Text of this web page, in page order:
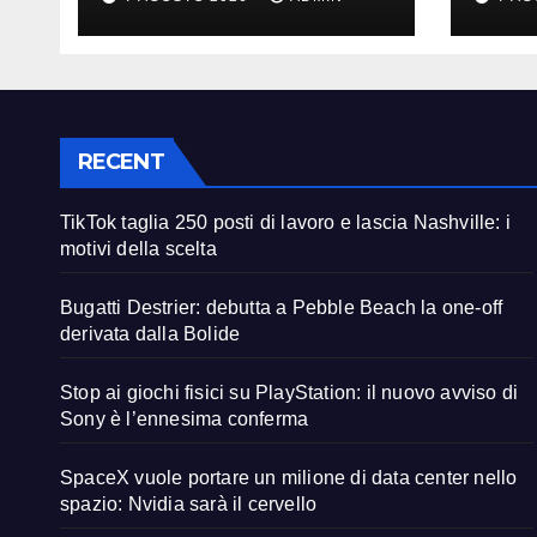
motivi della scelta
RECENT
TikTok taglia 250 posti di lavoro e lascia Nashville: i
motivi della scelta
Bugatti Destrier: debutta a Pebble Beach la one-off
derivata dalla Bolide
Stop ai giochi fisici su PlayStation: il nuovo avviso di
Sony è l’ennesima conferma
SpaceX vuole portare un milione di data center nello
spazio: Nvidia sarà il cervello